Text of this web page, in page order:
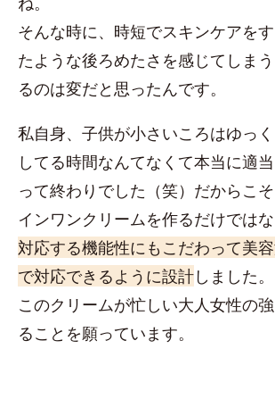
そんな時に、時短でスキンケアを
たような後ろめたさを感じてしま
るのは変だと思ったんです。
私自身、子供が小さいころはゆっ
してる時間なんてなくて本当に適
って終わりでした（笑）だからこ
インワンクリームを作るだけではな
対応する機能性にもこだわって美
で対応できるように設計しました。
このクリームが忙しい大人女性の
ることを願っています。